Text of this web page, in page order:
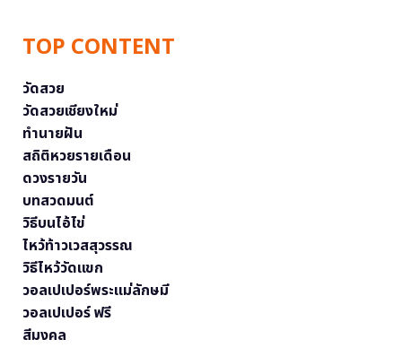
TOP CONTENT
วัดสวย
วัดสวยเชียงใหม่
ทำนายฝัน
สถิติหวยรายเดือน
ดวงรายวัน
บทสวดมนต์
วิธีบนไอ้ไข่
ไหว้ท้าวเวสสุวรรณ
วิธีไหว้วัดแขก
วอลเปเปอร์พระแม่ลักษมี
วอลเปเปอร์ ฟรี
สีมงคล